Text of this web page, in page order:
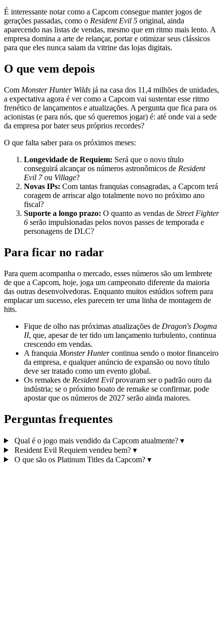
É interessante notar como a Capcom consegue manter jogos de
gerações passadas, como o Resident Evil 5 original, ainda
aparecendo nas listas de vendas, mesmo que em ritmo mais lento. A
empresa domina a arte de relançar, portar e otimizar seus clássicos
para que eles nunca saiam da vitrine das lojas digitais.
O que vem depois
Com Monster Hunter Wilds já na casa dos 11,4 milhões de unidades,
a expectativa agora é ver como a Capcom vai sustentar esse ritmo
frenético de lançamentos e atualizações. A pergunta que fica para os
acionistas (e para nós, que só queremos jogar) é: até onde vai a sede
da empresa por bater seus próprios recordes?
O que falta saber para os próximos meses:
Longevidade de Requiem: Será que o novo título
conseguirá alcançar os números astronômicos de Resident
Evil 7ou Village?
Novas IPs: Com tantas franquias consagradas, a Capcom terá
coragem de arriscar algo totalmente novo no próximo ano
fiscal?
Suporte a longo prazo: O quanto as vendas de Street Fighter
6 serão impulsionadas pelos novos passes de temporada e
personagens de DLC?
Para ficar no radar
Para quem acompanha o mercado, esses números são um lembrete
de que a Capcom, hoje, joga um campeonato diferente da maioria
das outras desenvolvedoras. Enquanto muitos estúdios sofrem para
emplacar um sucesso, eles parecem ter uma linha de montagem de
hits.
Fique de olho nas próximas atualizações de Dragon's Dogma
II, que, apesar de ter tido um lançamento turbulento, continua
crescendo em vendas.
A franquia Monster Huntercontinua sendo o motor financeiro
da empresa, e qualquer anúncio de expansão ou novo título
deve ser tratado como um evento global.
Os remakes de Resident Evil provaram ser o padrão ouro da
indústria; se o próximo boato de remake se confirmar, pode
apostar que os números de 2027 serão ainda maiores.
Perguntas frequentes
Qual é o jogo mais vendido da Capcom atualmente? ▾
Resident Evil Requiem vendeu bem? ▾
O que são os Platinum Titles da Capcom? ▾